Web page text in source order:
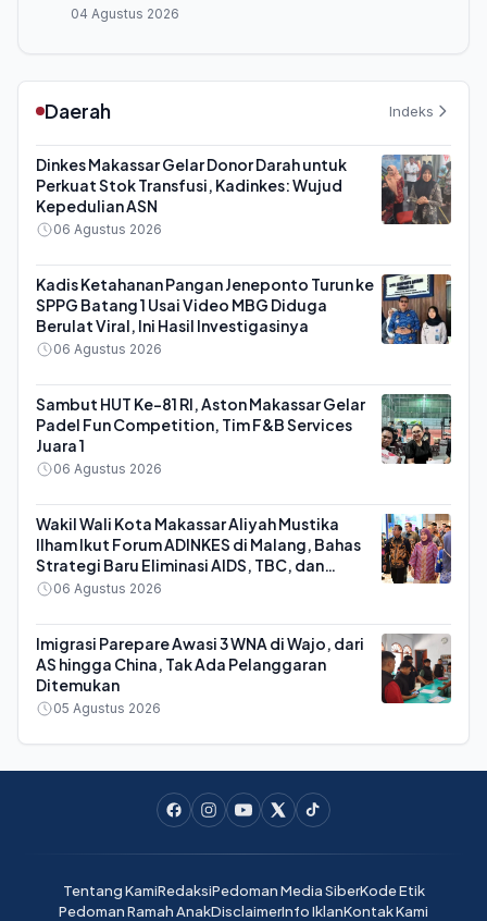
04 Agustus 2026
Daerah Indeks
Dinkes Makassar Gelar Donor Darah untuk
Perkuat Stok Transfusi, Kadinkes: Wujud
Kepedulian ASN
06 Agustus 2026
Kadis Ketahanan Pangan Jeneponto Turun ke
SPPG Batang 1 Usai Video MBG Diduga
Berulat Viral, Ini Hasil Investigasinya
06 Agustus 2026
Sambut HUT Ke-81 RI, Aston Makassar Gelar
Padel Fun Competition, Tim F&B Services
Juara 1
06 Agustus 2026
Wakil Wali Kota Makassar Aliyah Mustika
Ilham Ikut Forum ADINKES di Malang, Bahas
Strategi Baru Eliminasi AIDS, TBC, dan
Malaria
06 Agustus 2026
Imigrasi Parepare Awasi 3 WNA di Wajo, dari
AS hingga China, Tak Ada Pelanggaran
Ditemukan
05 Agustus 2026
Tentang KamiRedaksiPedoman Media SiberKode Etik
Pedoman Ramah AnakDisclaimerInfo IklanKontak Kami